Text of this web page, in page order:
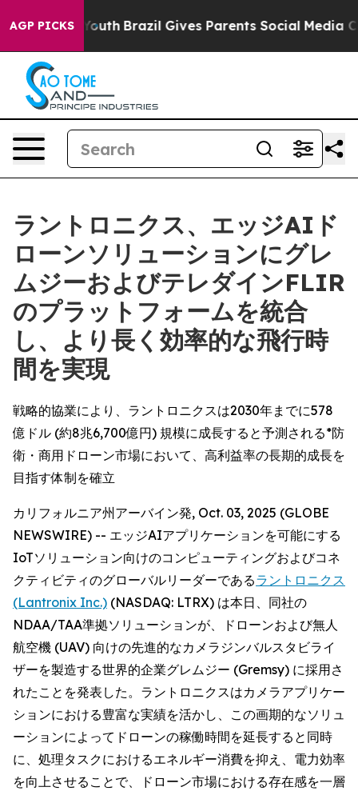
AGP PICKS
to Youth Brazil Gives Parents Social Media Controls
ラントロニクス、エッジAIド
ローンソリューションにグレ
ムジーおよびテレダインFLIR
のプラットフォームを統合
し、より長く効率的な飛行時
間を実現
戦略的協業により、ラントロニクスは2030年までに578
億ドル (約8兆6,700億円) 規模に成長すると予測される*防
衛・商用ドローン市場において、高利益率の長期的成長を
目指す体制を確立
カリフォルニア州アーバイン発, Oct. 03, 2025 (GLOBE
NEWSWIRE) -- エッジAIアプリケーションを可能にする
IoTソリューション向けのコンピューティングおよびコネ
クティビティのグローバルリーダーであるラントロニクス
(Lantronix Inc.) (NASDAQ: LTRX) は本日、同社の
NDAA/TAA準拠ソリューションが、ドローンおよび無人
航空機 (UAV) 向けの先進的なカメラジンバルスタビライ
ザーを製造する世界的企業グレムジー (Gremsy) に採用さ
れたことを発表した。ラントロニクスはカメラアプリケー
ションにおける豊富な実績を活かし、この画期的なソリュ
ーションによってドローンの稼働時間を延長すると同時
に、処理タスクにおけるエネルギー消費を抑え、電力効率
を向上させることで、ドローン市場における存在感を一層